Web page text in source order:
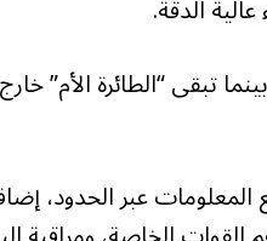
الدقة.
تبقى “الطائرة الأم” خارج
عبر الحدود،